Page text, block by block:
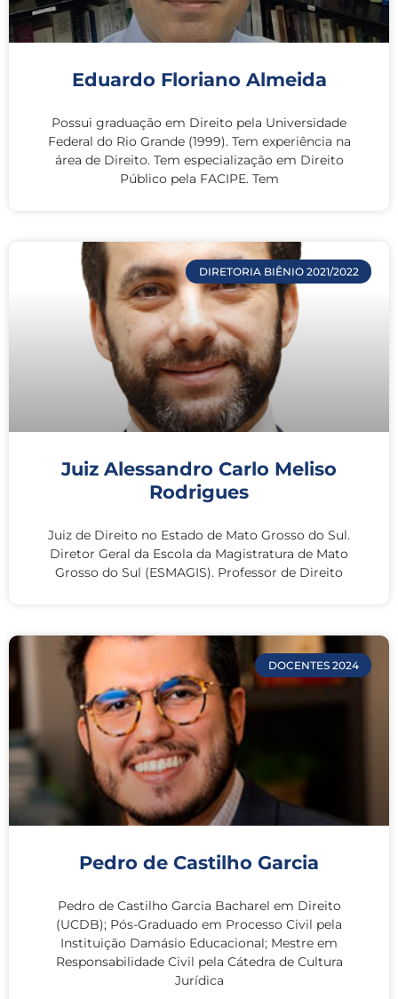
Eduardo Floriano Almeida
Possui graduação em Direito pela Universidade
Federal do Rio Grande (1999). Tem experiência na
área de Direito. Tem especialização em Direito
Público pela FACIPE. Tem
DIRETORIA BIÊNIO 2021/2022
Juiz Alessandro Carlo Meliso
Rodrigues
Juiz de Direito no Estado de Mato Grosso do Sul.
Diretor Geral da Escola da Magistratura de Mato
Grosso do Sul (ESMAGIS). Professor de Direito
DOCENTES 2024
Pedro de Castilho Garcia
Pedro de Castilho Garcia Bacharel em Direito
(UCDB); Pós-Graduado em Processo Civil pela
Instituição Damásio Educacional; Mestre em
Responsabilidade Civil pela Cátedra de Cultura
Jurídica